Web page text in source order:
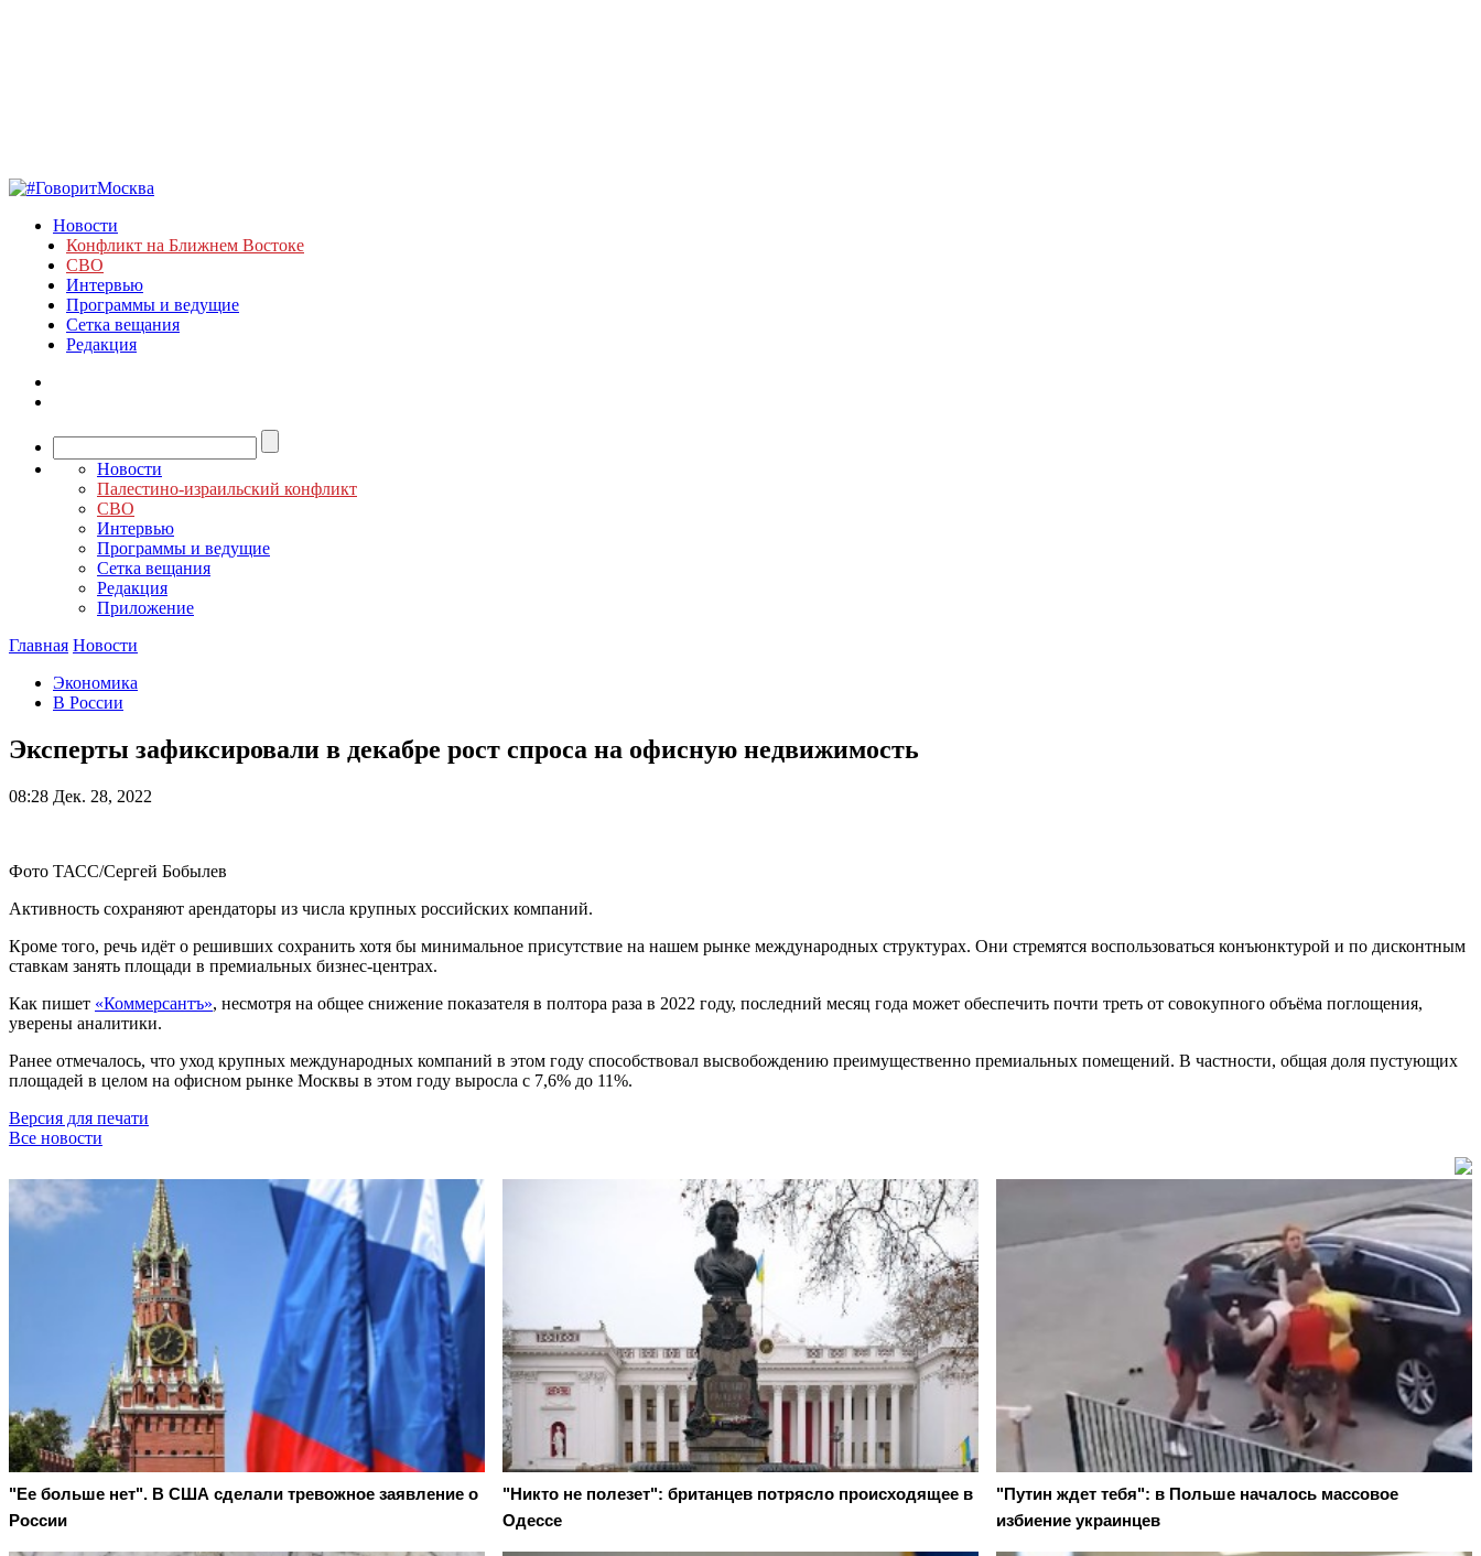
Новости
Конфликт на Ближнем Востоке
СВО
Интервью
Программы и ведущие
Сетка вещания
Редакция
Новости
Палестино-израильский конфликт
СВО
Интервью
Программы и ведущие
Сетка вещания
Редакция
Приложение
Главная Новости
Экономика
В России
Эксперты зафиксировали в декабре рост спроса на офисную недвижимость
08:28 Дек. 28, 2022
Фото ТАСС/Сергей Бобылев
Активность сохраняют арендаторы из числа крупных российских компаний.
Кроме того, речь идёт о решивших сохранить хотя бы минимальное присутствие на нашем рынке международных структурах. Они стремятся воспользоваться конъюнктурой и по дисконтным
ставкам занять площади в премиальных бизнес-центрах.
Как пишет «Коммерсантъ», несмотря на общее снижение показателя в полтора раза в 2022 году, последний месяц года может обеспечить почти треть от совокупного объёма поглощения,
уверены аналитики.
Ранее отмечалось, что уход крупных международных компаний в этом году способствовал высвобождению преимущественно премиальных помещений. В частности, общая доля пустующих
площадей в целом на офисном рынке Москвы в этом году выросла с 7,6% до 11%.
Версия для печати
Все новости
"Ее больше нет". В США сделали тревожное заявление о
России
"Никто не полезет": британцев потрясло происходящее в
Одессе
"Путин ждет тебя": в Польше началось массовое
избиение украинцев